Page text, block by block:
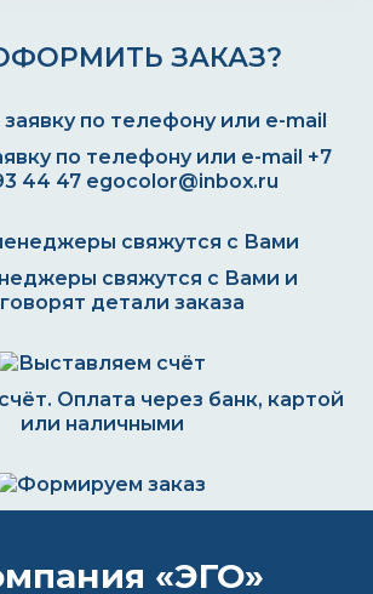
ЗАКАЗ?
по телефону или e-mail +7
44 47 egocolor@inbox.ru
свяжутся с Вами и
детали заказа
Оплата через банк, картой
или наличными